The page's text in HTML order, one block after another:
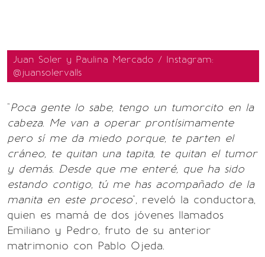
Juan Soler y Paulina Mercado / Instagram:
@juansolervalls
"Poca gente lo sabe, tengo un tumorcito en la
cabeza. Me van a operar prontísimamente
pero sí me da miedo porque, te parten el
cráneo, te quitan una tapita, te quitan el tumor
y demás. Desde que me enteré, que ha sido
estando contigo, tú me has acompañado de la
manita en este proceso", reveló la conductora,
quien es mamá de dos jóvenes llamados
Emiliano y Pedro, fruto de su anterior
matrimonio con Pablo Ojeda.